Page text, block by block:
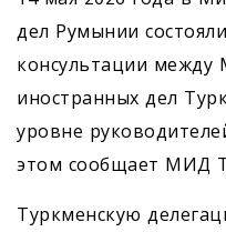
дел Румынии
консультации между
иностранных дел
уровне
этом сообщает МИД
Туркменскую